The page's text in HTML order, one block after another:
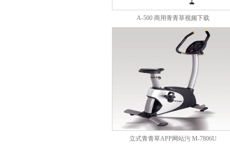
A-500 商用青青草视频下载
立式青青草APP网站污 M-7806U